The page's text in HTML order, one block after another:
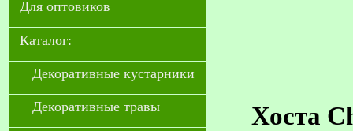
Для оптовиков
Каталог:
Декоративные кустарники
Декоративные травы Хоста